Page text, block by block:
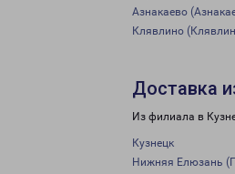
Азнакаево
Клявлино
Доставка
Из филиала в
Кузнецк
Нижняя Елюзань